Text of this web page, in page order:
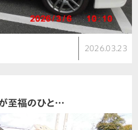
2026.03.23
至福のひと…